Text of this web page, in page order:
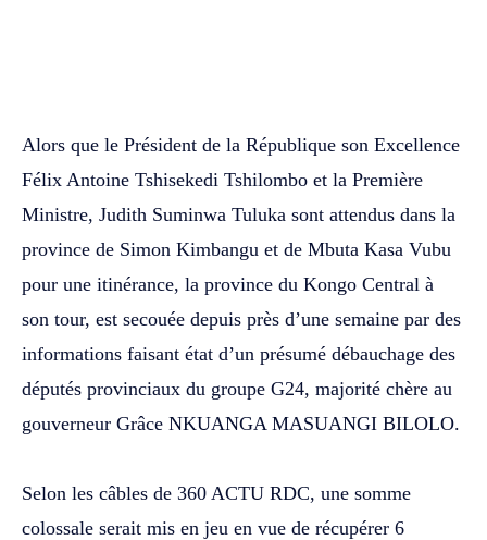
‎Alors que le Président de la République son Excellence
Félix Antoine Tshisekedi Tshilombo et la Première
Ministre, Judith Suminwa Tuluka sont attendus dans la
province de Simon Kimbangu et de Mbuta Kasa Vubu
pour une itinérance, la province du Kongo Central à
son tour, est secouée depuis près d’une semaine par des
informations faisant état d’un présumé débauchage des
députés provinciaux du groupe G24, majorité chère au
gouverneur Grâce NKUANGA MASUANGI BILOLO.
‎Selon les câbles de 360 ACTU RDC, une somme
colossale serait mis en jeu en vue de récupérer 6